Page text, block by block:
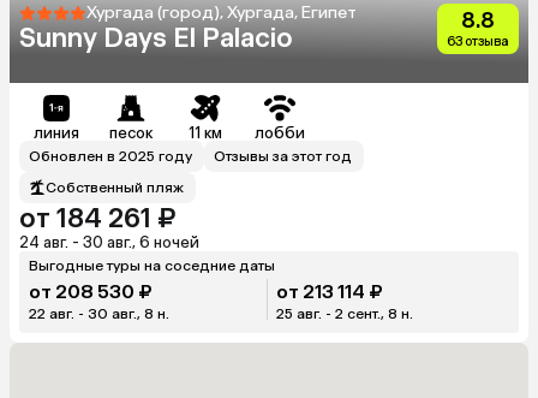
Хургада (город), Хургада, Египет
Sunny Days El Palacio
8.8
63 отзыва
линия песок 11 км лобби
Обновлен в 2025 году
Отзывы за этот год
Собственный пляж
от 184 261 ₽
24 авг. - 30 авг., 6 ночей
Выгодные туры на соседние даты
от 208 530 ₽
22 авг. - 30 авг., 8 н.
от 213 114 ₽
25 авг. - 2 сент., 8 н.